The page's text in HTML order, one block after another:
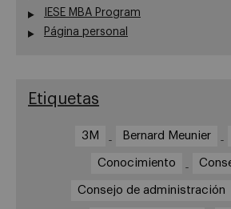
IESE MBA Program
Página personal
Etiquetas
3M Bernard Meunier
Conocimiento
Consejo de administración